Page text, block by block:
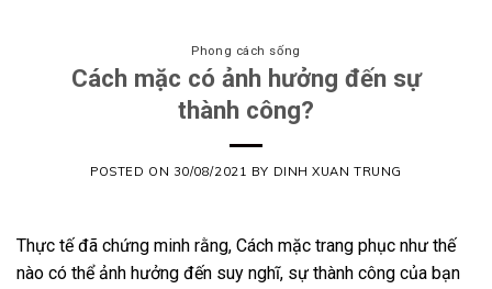
Phong cách sống
Cách mặc có ảnh hưởng đến sự
thành công?
POSTED ON 30/08/2021 BY DINH XUAN TRUNG
Thực tế đã chứng minh rằng, Cách mặc trang phục như thế
nào có thể ảnh hưởng đến suy nghĩ, sự thành công của bạn